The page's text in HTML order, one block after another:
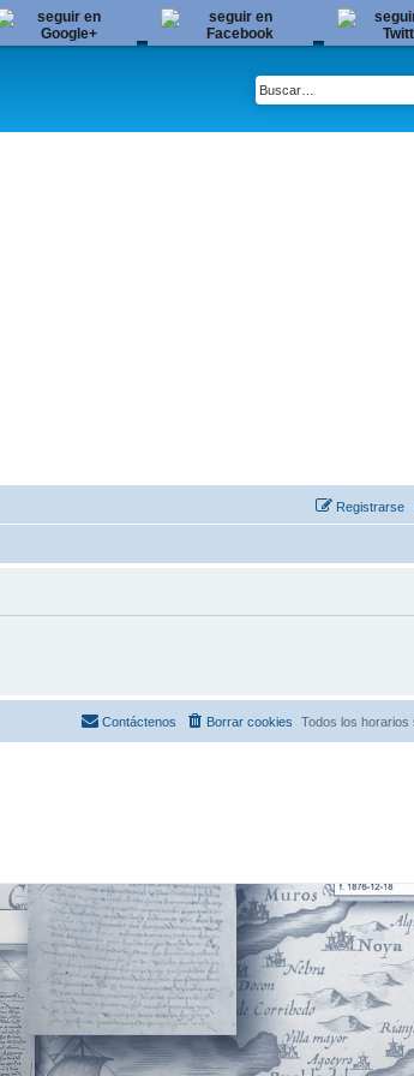
Registrarse
Todos los horarios
Borrar cookies
Contáctenos